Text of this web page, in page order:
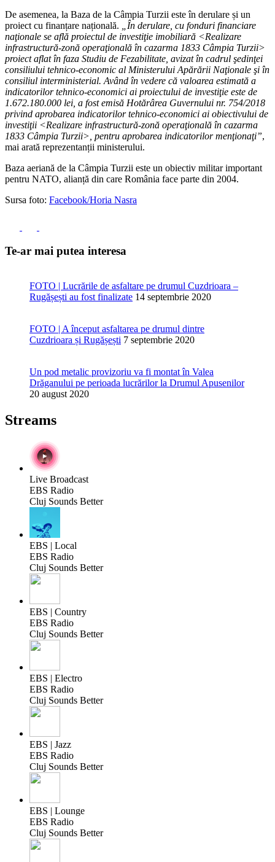
De asemenea, la Baza de la Câmpia Turzii este în derulare și un
proiect cu finanțare națională. „În derulare, cu fonduri financiare
naţionale se află proiectul de investiţie imobiliară <Realizare
infrastructură-zonă operaţională în cazarma 1833 Câmpia Turzii>
proiect aflat în faza Studiu de Fezabilitate, avizat în cadrul şedinţei
consiliului tehnico-economic al Ministerului Apărării Naţionale şi în
consiliul interministerial. Având în vedere că valoarea estimată a
indicatorilor tehnico-economici ai proiectului de investiţie este de
1.672.180.000 lei, a fost emisă Hotărârea Guvernului nr. 754/2018
privind aprobarea indicatorilor tehnico-economici ai obiectivului de
investiţii <Realizare infrastructură-zonă operaţională în cazarma
1833 Câmpia Turzii>, pentru aprobarea indicatorilor menţionaţi”,
mai arată reprezentanții ministerului.
Baza aeriană de la Câmpia Turzii este un obiectiv militar important
pentru NATO, alianță din care România face parte din 2004.
Sursa foto: Facebook/Horia Nasra
Te-ar mai putea interesa
FOTO | Lucrările de asfaltare pe drumul Cuzdrioara –
Rugășești au fost finalizate 14 septembrie 2020
FOTO | A început asfaltarea pe drumul dintre
Cuzdrioara și Rugășești 7 septembrie 2020
Un pod metalic provizoriu va fi montat în Valea
Drăganului pe perioada lucrărilor la Drumul Apusenilor
20 august 2020
Streams
Live Broadcast
EBS Radio
Cluj Sounds Better
EBS | Local
EBS Radio
Cluj Sounds Better
EBS | Country
EBS Radio
Cluj Sounds Better
EBS | Electro
EBS Radio
Cluj Sounds Better
EBS | Jazz
EBS Radio
Cluj Sounds Better
EBS | Lounge
EBS Radio
Cluj Sounds Better